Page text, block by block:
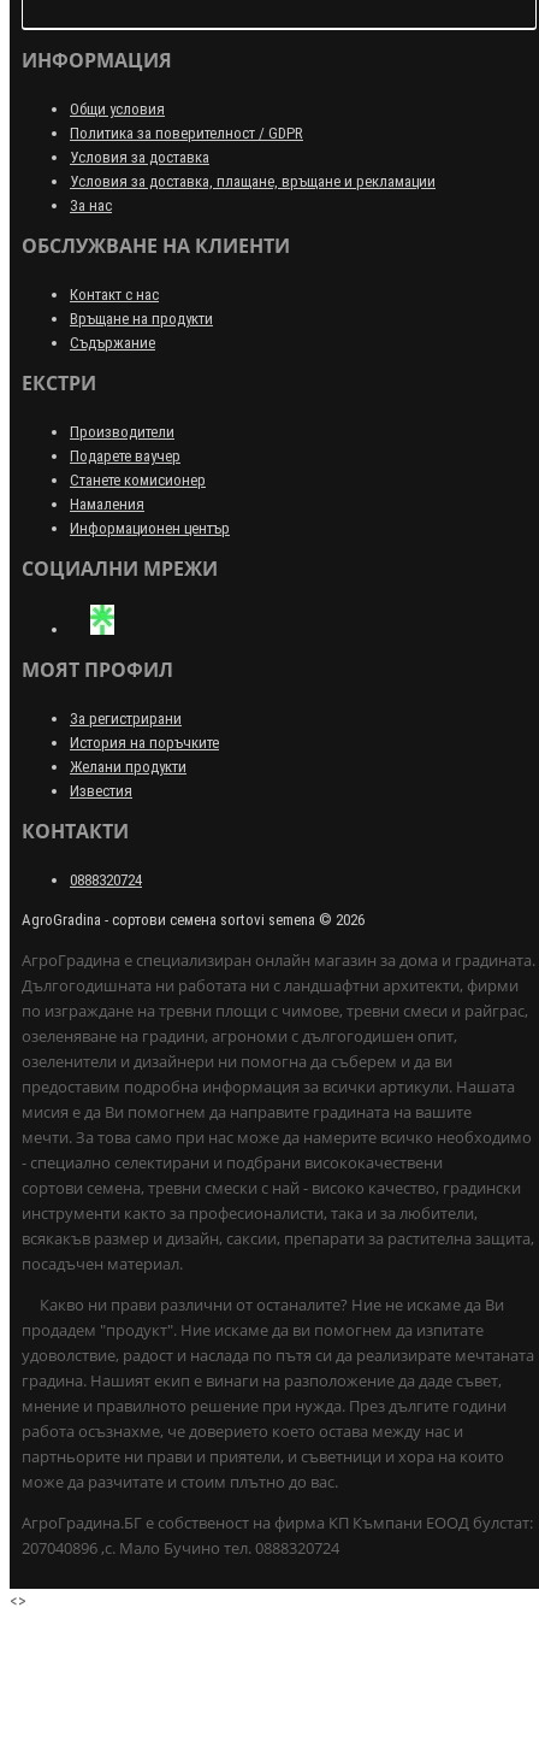
ИНФОРМАЦИЯ
Общи условия
Политика за поверителност / GDPR
Условия за доставка
Условия за доставка, плащане, връщане и рекламации
За нас
ОБСЛУЖВАНЕ НА КЛИЕНТИ
Контакт с нас
Връщане на продукти
Съдържание
ЕКСТРИ
Производители
Подарете ваучер
Станете комисионер
Намаления
Информационен център
СОЦИАЛНИ МРЕЖИ
МОЯТ ПРОФИЛ
За регистрирани
История на поръчките
Желани продукти
Известия
КОНТАКТИ
0888320724
AgroGradina - сортови семена sortovi semena © 2026
АгроГрадина е специализиран онлайн магазин за дома и градината.
Дългогодишната ни работата ни с ландшафтни архитекти, фирми
по изграждане на тревни площи с чимове, тревни смеси и райграс,
озеленяване на градини, агрономи с дългогодишен опит,
озеленители и дизайнери ни помогна да съберем и да ви
предоставим подробна информация за всички артикули. Нашата
мисия е да Ви помогнем да направите градината на вашите
мечти. За това само при нас може да намерите всичко необходимо
- специално селектирани и подбрани висококачествени
сортови семена, тревни смески с най - високо качество, градински
инструменти както за професионалисти, така и за любители,
всякакъв размер и дизайн, саксии, препарати за растителна защита,
посадъчен материал.
Какво ни прави различни от останалите? Ние не искаме да Ви
продадем "продукт". Ние искаме да ви помогнем да изпитате
удоволствие, радост и наслада по пътя си да реализирате мечтаната
градина. Нашият екип е винаги на разположение да даде съвет,
мнение и правилното решение при нужда. През дългите години
работа осъзнахме, че доверието което остава между нас и
партньорите ни прави и приятели, и съветници и хора на които
може да разчитате и стоим плътно до вас.
АгроГрадина.БГ е собственост на фирма КП Къмпани ЕООД булстат:
207040896 ,с. Мало Бучино тел. 0888320724
<>